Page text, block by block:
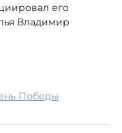
его
Владимир
Победы